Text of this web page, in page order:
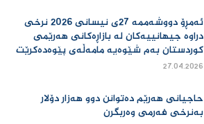
ئەمڕۆ دووشەممە 27ی نیسانی 2026 نرخی
دراوە جیهانییەكان لە بازاڕەكانی هەرێمی
كوردستان بەم شێوەیە مامەڵەی پێوەدەكرێت
27.04.2026
حاجیانی هەرێم دەتوانن دوو هەزار دۆلار
بەنرخی فەرمی وەربگرن